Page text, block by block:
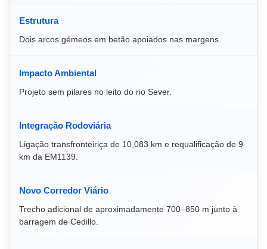
Estrutura
Dois arcos gémeos em betão apoiados nas margens.
Impacto Ambiental
Projeto sem pilares no leito do rio Sever.
Integração Rodoviária
Ligação transfronteiriça de 10,083 km e requalificação de 9
km da EM1139.
Novo Corredor Viário
Trecho adicional de aproximadamente 700–850 m junto à
barragem de Cedillo.